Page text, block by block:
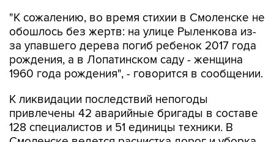
"К сожалению, во время стихии в Смоленске не
обошлось без жертв: на улице Рыленкова из-
за упавшего дерева погиб ребенок 2017 года
рождения, а в Лопатинском саду - женщина
1960 года рождения", - говорится в сообщении.
К ликвидации последствий непогоды
привлечены 42 аварийные бригады в составе
128 специалистов и 51 единицы техники. В